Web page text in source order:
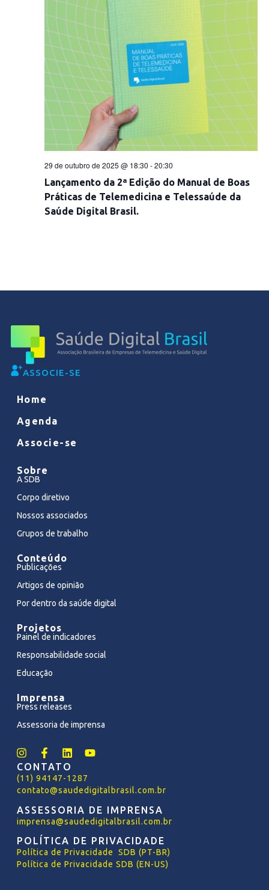
29 de outubro de 2025 @ 18:30 -20:30
Lançamento da 2ª Edição do Manual de Boas
Práticas de Telemedicina e Telessaúde da
Saúde Digital Brasil.
ASSOCIE-SE
Home
Agenda
Associe-se
Sobre
A SDB
Corpo diretivo
Nossos associados
Grupos de trabalho
Conteúdo
Publicações
Artigos de opinião
Por dentro da saúde digital
Projetos
Painel de indicadores
Responsabilidade social
Educação
Imprensa
Press releases
Assessoria de imprensa
CONTATO
(11) 94147-1287
contato@saudedigitalbrasil.com.br
ASSESSORIA DE IMPRENSA
imprensa@saudedigitalbrasil.com.br
POLÍTICA DE PRIVACIDADE
Política de Privacidade SDB (PT-BR)
Política de Privacidade SDB (EN-US)